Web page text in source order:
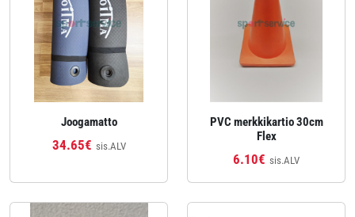
Joogamatto
34.65€ sis.ALV
PVC merkkikartio 30cm
Flex
6.10€ sis.ALV